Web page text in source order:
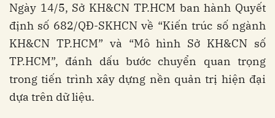
Ngày 14/5, Sở KH&CN TP.HCM ban hành Quyết
định số 682/QĐ-SKHCN về “Kiến trúc số ngành
KH&CN TP.HCM” và “Mô hình Sở KH&CN số
TP.HCM”, đánh dấu bước chuyển quan trọng
trong tiến trình xây dựng nền quản trị hiện đại
dựa trên dữ liệu.